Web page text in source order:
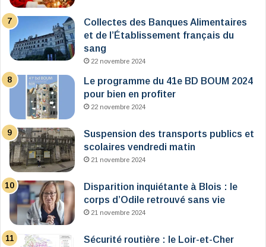
Collectes des Banques Alimentaires
et de l’Établissement français du
sang
22 novembre 2024
Le programme du 41e BD BOUM 2024
pour bien en profiter
22 novembre 2024
Suspension des transports publics et
scolaires vendredi matin
21 novembre 2024
Disparition inquiétante à Blois : le
corps d’Odile retrouvé sans vie
21 novembre 2024
Sécurité routière : le Loir-et-Cher